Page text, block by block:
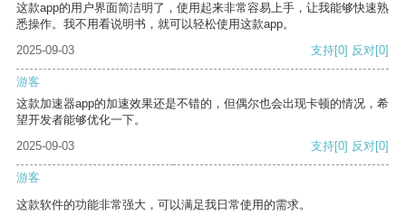
这款app的用户界面简洁明了，使用起来非常容易上手，让我能够快速熟
悉操作。我不用看说明书，就可以轻松使用这款app。
2025-09-03
支持[0] 反对[0]
游客
这款加速器app的加速效果还是不错的，但偶尔也会出现卡顿的情况，希
望开发者能够优化一下。
2025-09-03
支持[0] 反对[0]
游客
这款软件的功能非常强大，可以满足我日常使用的需求。